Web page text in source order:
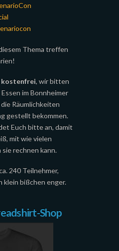
Thema treffen
kostenfrei, wir bitten
im Bonnheimer
Räumlichkeiten
gestellt bekommen.
Euch bitte an, damit
mit wie vielen
rechnen kann.
240 Teilnehmer,
klein bißchen enger.
Shop